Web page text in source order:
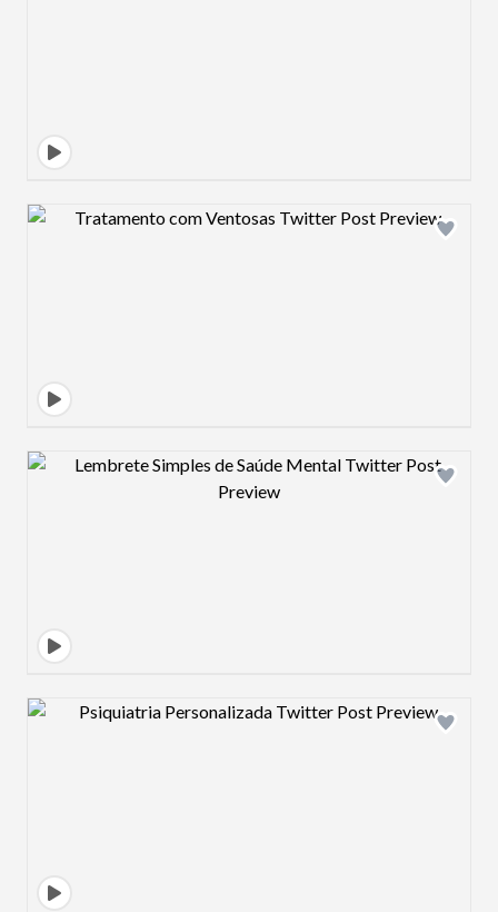
Design preview image
Design preview image
Design preview image